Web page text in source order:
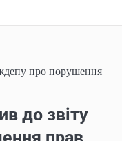
про порушення
до звіту
прав